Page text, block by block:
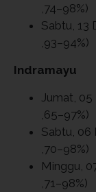
,74–98%)
Sabtu, 13
,93–94%)
Indramayu
Jumat,
,65–97%)
Sabtu, 06
,70–98%)
Minggu,
,71–98%)